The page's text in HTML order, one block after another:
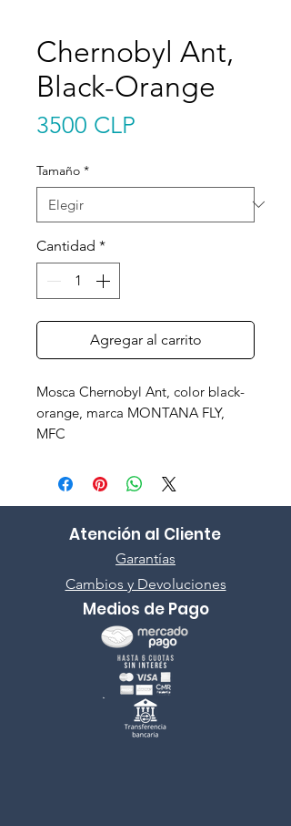
Chernobyl Ant,
Black-Orange
3500 CLP
Tamaño *
Cantidad *
Agregar al carrito
Mosca Chernobyl Ant, color black-
orange, marca MONTANA FLY,
MFC
Atención al Cliente
Garantías
Cambios y Devoluciones
Medios de Pago